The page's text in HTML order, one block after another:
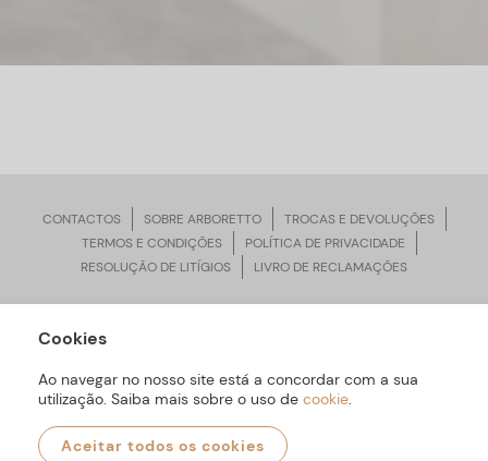
CONTACTOS SOBRE ARBORETTO
TROCAS E DEVOLUÇÕES
TERMOS E CONDIÇÕES
POLÍTICA DE PRIVACIDADE
RESOLUÇÃO DE LITÍGIOS
LIVRO DE RECLAMAÇÕES
ARBORETTO © Todos os Direitos Reservados | Desenvolvido por
Cookies
Ao navegar no nosso site está a concordar com a sua
utilização. Saiba mais sobre o uso de cookie.
Aceitar todos os cookies